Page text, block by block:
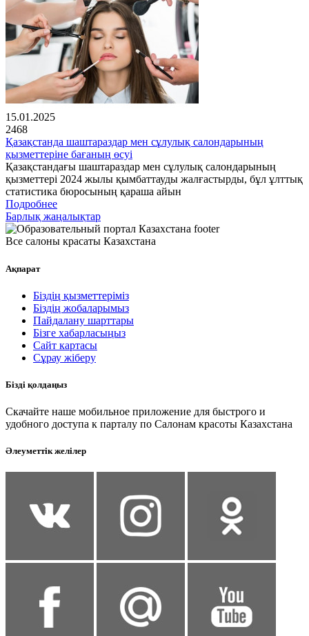
15.01.2025
2468
Қазақстанда шаштараздар мен сұлулық салондарының
қызметтеріне бағаның өсуі
Қазақстандағы шаштараздар мен сұлулық салондарының
қызметтері 2024 жылы қымбаттауды жалғастырды, бұл ұлттық
статистика бюросының қараша айын
Подробнее
Барлық жаңалықтар
Все салоны красаты Казахстана
Ақпарат
Біздің қызметтеріміз
Біздің жобаларымыз
Пайдалану шарттары
Бізге хабарласыңыз
Сайт картасы
Сұрау жіберу
Бізді қолдаңыз
Скачайте наше мобильное приложение для быстрого и
удобного доступа к парталу по Салонам красоты Казахстана
Әлеуметтік желілер